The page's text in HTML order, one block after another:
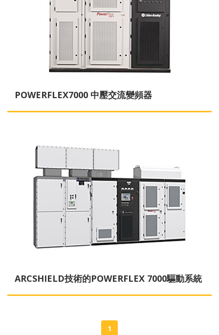
POWERFLEX7000 中壓交流變頻器
ARCSHIELD技術的POWERFLEX 7000驅動系統
1